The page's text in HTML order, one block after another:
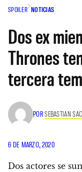
SPOILER NOTICIAS
Dos ex
Thrones
tercera
PORSEBASTIAN
6 DE MARZO, 2020
Dos actores se